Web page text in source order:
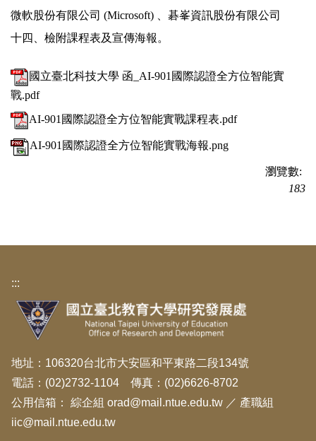
微軟股份有限公司 (Microsoft) 、碁峯資訊股份有限公司
十四、檢附課程表及宣傳海報。
國立臺北科技大學 函_AI-901國際認證全方位智能實
戰.pdf
AI-901國際認證全方位智能實戰課程表.pdf
AI-901國際認證全方位智能實戰海報.png
瀏覽數:
183
:::
地址：106320台北市大安區和平東路二段134號
電話：(02)2732-1104 傳真：(02)6626-8702
公用信箱： 綜企組 orad@mail.ntue.edu.tw ／ 產職組
iic@mail.ntue.edu.tw